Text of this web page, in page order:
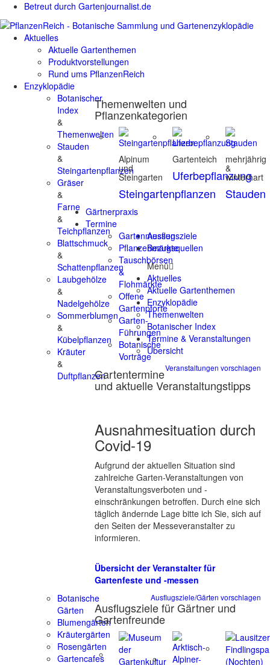
Betreut durch Gartenjournalist.de
Aktuelles
Aktuelle Gartenthemen
Produktvorstellungen
Rund ums PflanzenReich
Enzyklopädie
Botanischer
Index
&
Themenwelten
Stauden
&
Steingartenpflanzen
Gräser
&
Farne
&
Teichpflanzen
Blattschmuck
&
Schattenpflanzen
Laubgehölze
&
Nadelgehölze
Sommerblumen
&
Kübelpflanzen
Kräuter
&
Duftpflanzen
Themenwelten und
Pflanzenkategorien
Alpinum
und
Steingarten
Steingartenpflanzen
Gartenteich
Uferbepflanzung
mehrjährig
&
winterhart
Stauden
Gärtnerpraxis
Termine
Gartenmessen
Pflanzenmärkte
Tauschbörsen
&
Flohmärkte
Offene
Gartenpforte
Garten-
Führungen
Botanische
Vorträge
Veranstaltungen vorschlagen
Gartentermine
und aktuelle Veranstaltungstipps
Ausnahmesituation durch
Covid-19
Aufgrund der aktuellen Situation sind
zahlreiche Garten-Veranstaltungen von
Veranstaltungsverboten und -
einschränkungen betroffen. Durch eine sich
täglich ändernde Lage bitte ich Sie, sich auf
den Seiten der Messeveranstalter zu
informieren.
Übersicht der Veranstalter für
Gartenfeste und -messen
Ausflugsziele
Botanische
Gärten
Blumengärten
Kräutergärten
Rosengärten
Gartencafes
Ausflugsziele/Gärten vorschlagen
Ausflugsziele für Gärtner und
Gartenfreunde
Bezugsquellen
Menü
Aktuelles
Aktuelle Gartenthemen
Enzyklopädie
Themenwelten
Botanischer Index
Termine & Veranstaltungen
Übersicht